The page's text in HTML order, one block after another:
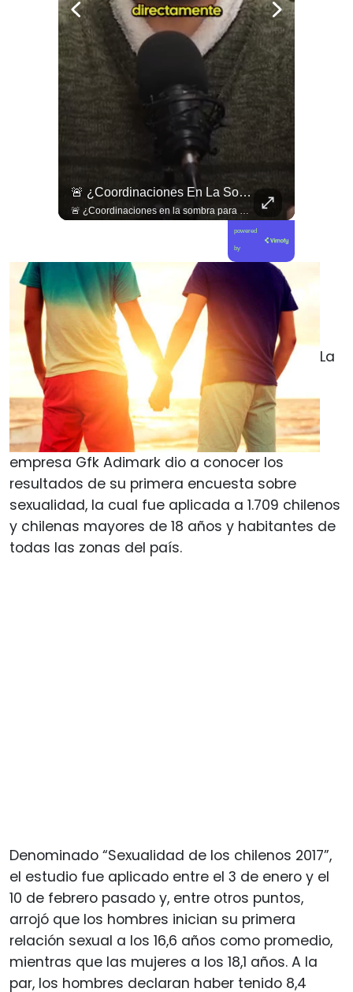
🚨 ¿Coordinaciones En La Sombra Para Blindar Una Candidatura Presidencial?
🚨 ¿Coordinaciones en la sombra para blindar una candidatura presidencial? Nuevos chats salpican a Andrés Chadwick. 🇨🇱⚖️ Mensajes incautados por la Fiscalía revelan que el exministro operó junto a Luis Hermosilla para preparar a testigos clave en la causa por coimas de LAN en 2009. Las conversaciones desmienten la versión de Chadwick sobre haberse enterado del caso por la prensa, exponiendo una estrategia judicial y comunicacional para evitar que el escándalo de información privilegiada y pagos indebidos afectara la carrera de Sebastián Piñera a La Moneda. 📲💣 🎥 Revisa el desglose completo de los chats y los detalles del reportaje en elciudadano.com 🔗 (Link en la biografía). ¿Qué impacto crees que tienen estas revelaciones en la trastienda del poder político? Te leemos en los comentarios. 💬👇🏼
powered
by
La
empresa Gfk Adimark dio a conocer los
resultados de su primera encuesta sobre
sexualidad, la cual fue aplicada a 1.709 chilenos
y chilenas mayores de 18 años y habitantes de
todas las zonas del país.
Denominado “Sexualidad de los chilenos 2017”,
el estudio fue aplicado entre el 3 de enero y el
10 de febrero pasado y, entre otros puntos,
arrojó que los hombres inician su primera
relación sexual a los 16,6 años como promedio,
mientras que las mujeres a los 18,1 años. A la
par, los hombres declaran haber tenido 8,4